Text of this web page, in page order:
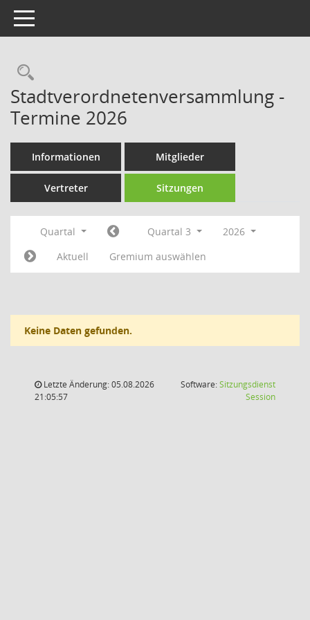
Toggle navigation
Rechercheauswahl
Stadtverordnetenversammlung -
Termine 2026
Informationen Mitglieder
Vertreter Sitzungen
Quartal Quartal 3
2026
Aktuell
Gremium auswählen
Keine Daten gefunden.
Letzte Änderung: 05.08.2026
21:05:57
Software:Sitzungsdienst
Session(Wird in